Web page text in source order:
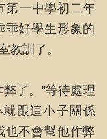
第一中學初二年
乖好學生形象的
教訓了。
了。”等待處理
跟這小子關係
也不會幫他作弊